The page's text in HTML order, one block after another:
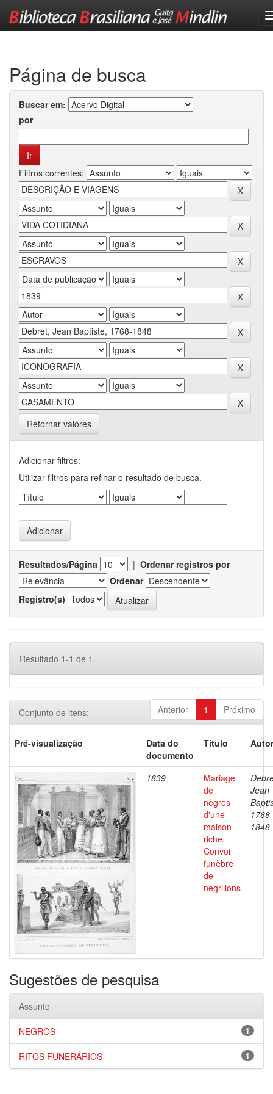
Página de busca
Buscar em:
por
Filtros correntes:
Retornar valores
Adicionar filtros:
Utilizar filtros para refinar o resultado de busca.
Resultados/Página | Ordenar registros por
Ordenar
Registro(s)
Resultado 1-1 de 1.
Anterior 1 Próximo
Conjunto de itens:
Pré-visualização
Data do
documento
Título
1839
Mariage
de
nègres
d'une
maison
riche.
Convoi
funèbre
de
négrillons
Jean
1768-
1848
Sugestões de pesquisa
Assunto
1
NEGROS
1
RITOS FUNERÁRIOS